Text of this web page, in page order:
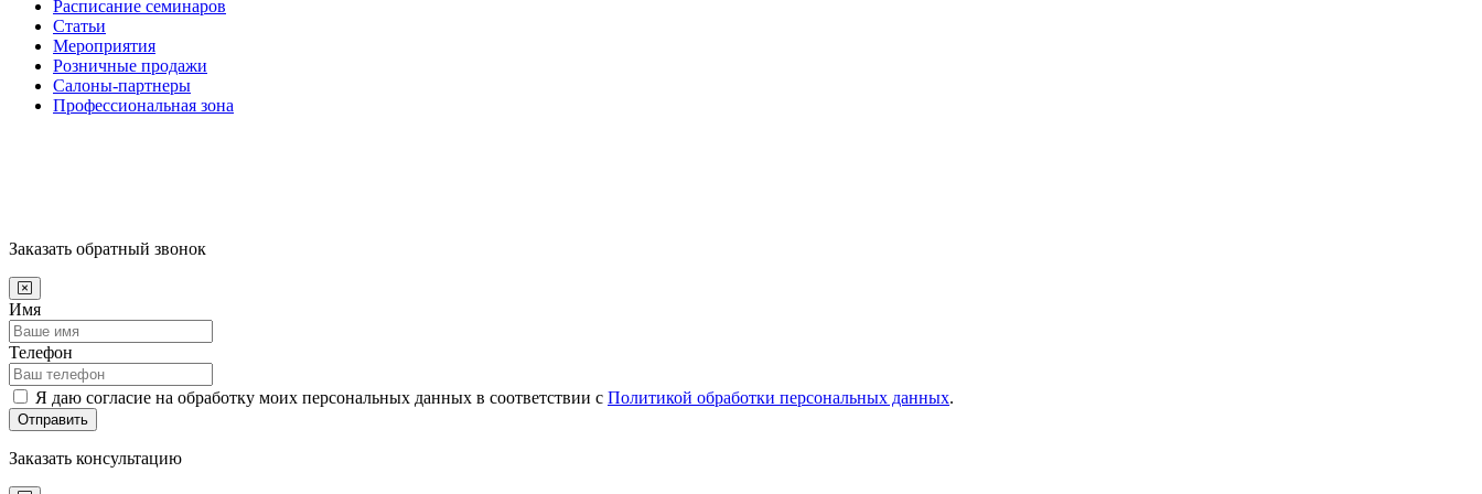
Расписание семинаров
Статьи
Мероприятия
Розничные продажи
Салоны-партнеры
Профессиональная зона
Заказать обратный звонок
Имя
Телефон
Я даю согласие на обработку моих персональных данных в соответствии с Политикой обработки персональных данных.
Отправить
Заказать консультацию